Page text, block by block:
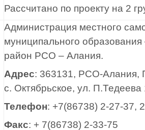
Рассчитано по проекту на 2
Администрация местного
муниципального
район РСО – Алания.
Адрес: 363131, РСО-Алания,
с. Октябрьское, ул. П.Тедеева
Телефон: +7(86738) 2-27-37,
Факс: + 7(86738) 2-33-75